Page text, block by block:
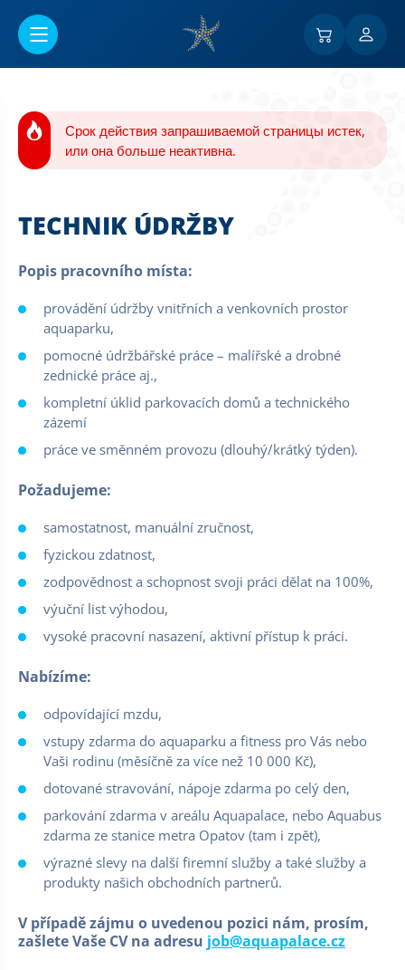
Срок действия запрашиваемой страницы истек,
или она больше неактивна.
TECHNIK ÚDRŽBY
Popis pracovního místa:
provádění údržby vnitřních a venkovních prostor
aquaparku,
pomocné údržbářské práce – malířské a drobné
zednické práce aj.,
kompletní úklid parkovacích domů a technického
zázemí
práce ve směnném provozu (dlouhý/krátký týden).
Požadujeme:
samostatnost, manuální zručnost,
fyzickou zdatnost,
zodpovědnost a schopnost svoji práci dělat na 100%,
výuční list výhodou,
vysoké pracovní nasazení, aktivní přístup k práci.
Nabízíme:
odpovídající mzdu,
vstupy zdarma do aquaparku a fitness pro Vás nebo
Vaši rodinu (měsíčně za více než 10 000 Kč),
dotované stravování, nápoje zdarma po celý den,
parkování zdarma v areálu Aquapalace, nebo Aquabus
zdarma ze stanice metra Opatov (tam i zpět),
výrazné slevy na další firemní služby a také služby a
produkty našich obchodních partnerů.
V případě zájmu o uvedenou pozici nám, prosím,
zašlete Vaše CV na adresu job@aquapalace.cz